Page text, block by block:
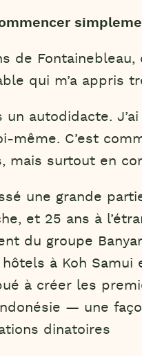
de
qui m’a appris
un autodidacte.
même. C’est
mais surtout en
une grande
et 25 ans à
du groupe
à Koh Samui
à créer les
— une
dinatoires